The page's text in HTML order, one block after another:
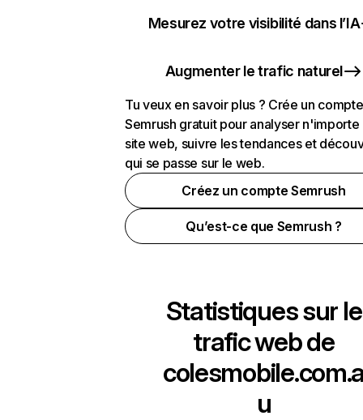
Mesurez votre visibilité dans l’IA
Augmenter le trafic naturel
Tu veux en savoir plus ? Crée un compte
Semrush gratuit pour analyser n'importe
site web, suivre les tendances et
qui se passe sur le web.
Créez un compte Semrush
Qu’est-ce que Semrush ?
Statistiques sur le
trafic web de
u